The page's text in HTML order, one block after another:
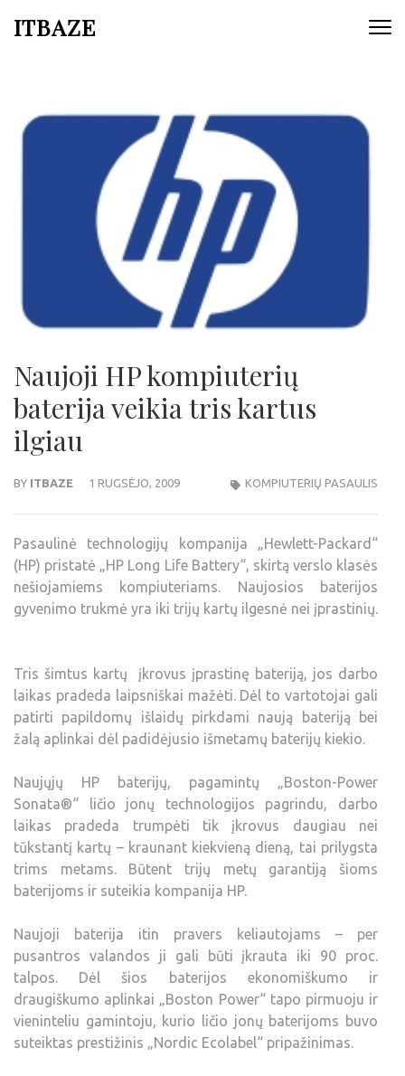
ITBAZE
Naujoji HP kompiuterių
baterija veikia tris kartus
ilgiau
BY ITBAZE 1 RUGSĖJO, 2009 KOMPIUTERIŲ PASAULIS
Pasaulinė technologijų kompanija „Hewlett-Packard“
(HP) pristatė „HP Long Life Battery“, skirtą verslo klasės
nešiojamiems kompiuteriams. Naujosios baterijos
gyvenimo trukmė yra iki trijų kartų ilgesnė nei įprastinių.
Tris šimtus kartų įkrovus įprastinę bateriją, jos darbo
laikas pradeda laipsniškai mažėti. Dėl to vartotojai gali
patirti papildomų išlaidų pirkdami naują bateriją bei
žalą aplinkai dėl padidėjusio išmetamų baterijų kiekio.
Naujųjų HP baterijų, pagamintų „Boston-Power
Sonata®“ ličio jonų technologijos pagrindu, darbo
laikas pradeda trumpėti tik įkrovus daugiau nei
tūkstantį kartų – kraunant kiekvieną dieną, tai prilygsta
trims metams. Būtent trijų metų garantiją šioms
baterijoms ir suteikia kompanija HP.
Naujoji baterija itin pravers keliautojams – per
pusantros valandos ji gali būti įkrauta iki 90 proc.
talpos. Dėl šios baterijos ekonomiškumo ir
draugiškumo aplinkai „Boston Power“ tapo pirmuoju ir
vieninteliu gamintoju, kurio ličio jonų baterijoms buvo
suteiktas prestižinis „Nordic Ecolabel“ pripažinimas.